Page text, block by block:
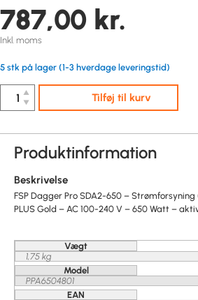
787,00 kr.
Inkl. moms
5 stk på lager (1-3 hverdage leveringstid)
▲
▼
Tilføj til kurv
Produktinformation
Beskrivelse
FSP Dagger Pro SDA2-650 – Strømforsyning
PLUS Gold – AC 100-240 V – 650 Watt –
Vægt
1,75 kg
Model
PPA6504801
EAN